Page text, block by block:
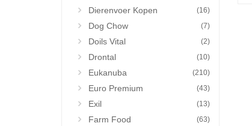
Dierenvoer Kopen (16)
Dog Chow (7)
Doils Vital (2)
Drontal (10)
Eukanuba (210)
Euro Premium (43)
Exil (13)
Farm Food (63)